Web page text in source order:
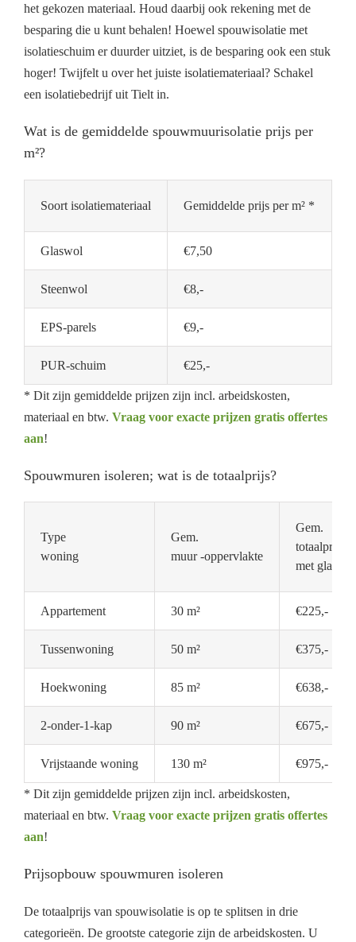
het gekozen materiaal. Houd daarbij ook rekening met de
besparing die u kunt behalen! Hoewel spouwisolatie met
isolatieschuim er duurder uitziet, is de besparing ook een stuk
hoger! Twijfelt u over het juiste isolatiemateriaal? Schakel
een isolatiebedrijf uit Tielt in.
Wat is de gemiddelde spouwmuurisolatie prijs per
m²?
Soort isolatiemateriaal Gemiddelde prijs per m² *
Glaswol €7,50
Steenwol €8,-
EPS-parels €9,-
PUR-schuim €25,-
* Dit zijn gemiddelde prijzen zijn incl. arbeidskosten,
materiaal en btw. Vraag voor exacte prijzen gratis offertes
aan!
Spouwmuren isoleren; wat is de totaalprijs?
Type
woning
Gem.
muur -oppervlakte
Gem.
totaalprijs
met
Appartement 30 m² €225,-
Tussenwoning 50 m² €375,-
Hoekwoning 85 m² €638,-
2-onder-1-kap 90 m² €675,-
Vrijstaande woning 130 m² €975,-
* Dit zijn gemiddelde prijzen zijn incl. arbeidskosten,
materiaal en btw. Vraag voor exacte prijzen gratis offertes
aan!
Prijsopbouw spouwmuren isoleren
De totaalprijs van spouwisolatie is op te splitsen in drie
categorieën. De grootste categorie zijn de arbeidskosten. U